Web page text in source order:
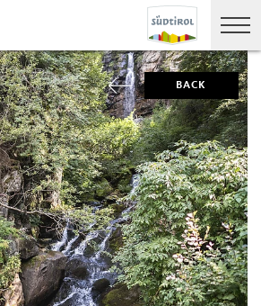
BACK